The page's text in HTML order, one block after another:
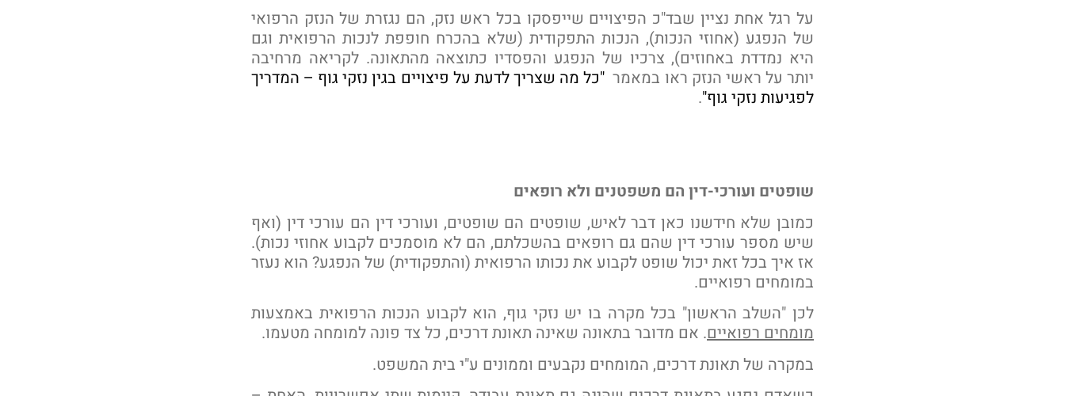
על רגל אחת נציין שבד"כ הפיצויים שייפסקו בכל ראש נזק, הם נגזרת של הנזק הרפואי
של הנפגע (אחוזי הנכות), הנכות התפקודית (שלא בהכרח חופפת לנכות הרפואית וגם
היא נמדדת באחוזים), צרכיו של הנפגע והפסדיו כתוצאה מהתאונה. לקריאה מרחיבה
יותר על ראשי הנזק ראו במאמר "כל מה שצריך לדעת על פיצויים בגין נזקי גוף – המדריך
לפגיעות נזקי גוף".
שופטים ועורכי-דין הם משפטנים ולא רופאים
כמובן שלא חידשנו כאן דבר לאיש, שופטים הם שופטים, ועורכי דין הם עורכי דין (ואף
שיש מספר עורכי דין שהם גם רופאים בהשכלתם, הם לא מוסמכים לקבוע אחוזי נכות).
אז איך בכל זאת יכול שופט לקבוע את נכותו הרפואית (והתפקודית) של הנפגע? הוא נעזר
במומחים רפואיים.
לכן "השלב הראשון" בכל מקרה בו יש נזקי גוף, הוא לקבוע הנכות הרפואית באמצעות
מומחים רפואיים. אם מדובר בתאונה שאינה תאונת דרכים, כל צד פונה למומחה מטעמו.
במקרה של תאונת דרכים, המומחים נקבעים וממונים ע"י בית המשפט.